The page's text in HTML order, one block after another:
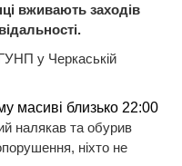
вживають заходів
у Черкаській
масиві близько 22:00
налякав та обурив
ніхто не